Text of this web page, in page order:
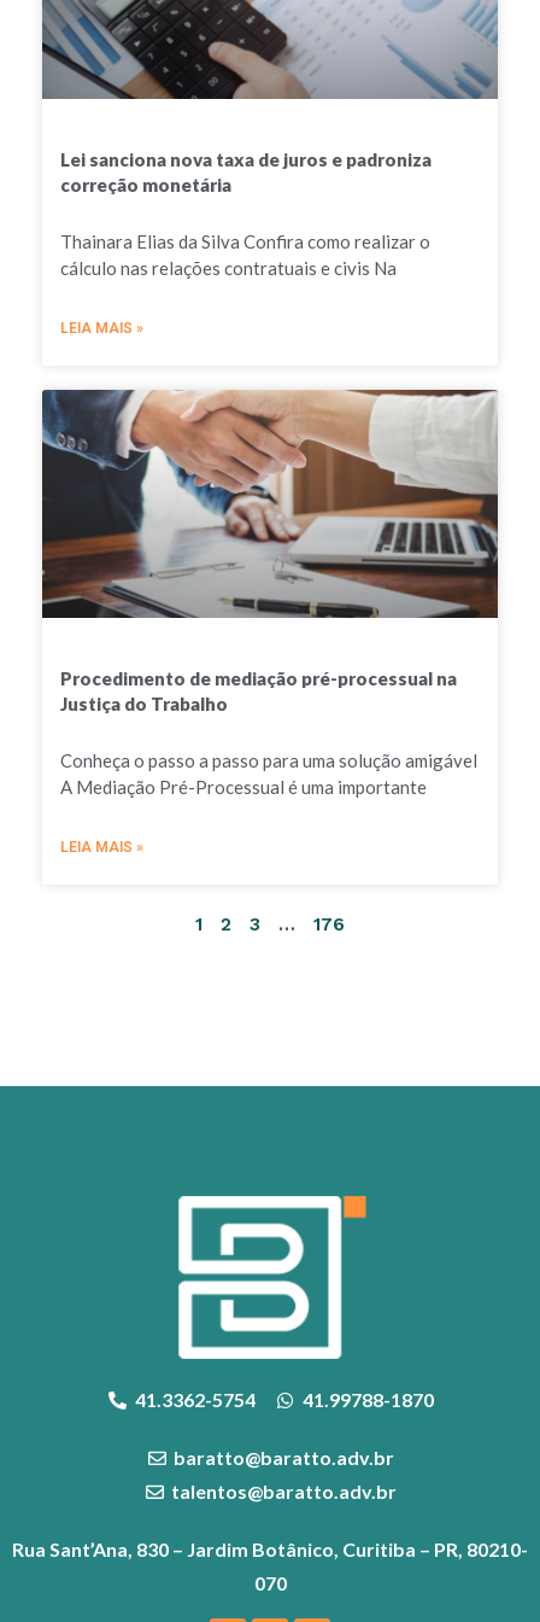
Lei sanciona nova taxa de juros e padroniza
correção monetária
Thainara Elias da Silva Confira como realizar o
cálculo nas relações contratuais e civis Na
LEIA MAIS »
Procedimento de mediação pré-processual na
Justiça do Trabalho
Conheça o passo a passo para uma solução amigável
A Mediação Pré-Processual é uma importante
LEIA MAIS »
1 2 3 … 176
41.3362-5754 41.99788-1870
baratto@baratto.adv.br
talentos@baratto.adv.br
Rua Sant’Ana, 830 – Jardim Botânico, Curitiba – PR, 80210-
070